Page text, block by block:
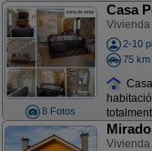
8 Fotos
Casa
Vivienda
2-10
75 km
Vivienda